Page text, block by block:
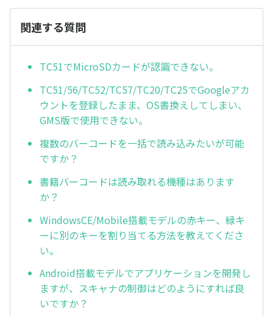
関連する質問
TC51でMicroSDカードが認識できない。
TC51/56/TC52/TC57/TC20/TC25でGoogleアカ
ウントを登録したまま、OS書換えしてしまい、
GMS版で使用できない。
複数のバーコードを一括で読み込みたいが可能
ですか？
書籍バーコードは読み取れる機種はあります
か？
WindowsCE/Mobile搭載モデルの赤キー、緑キ
ーに別のキーを割り当てる方法を教えてくださ
い。
Android搭載モデルでアプリケーションを開発し
ますが、スキャナの制御はどのようにすれば良
いですか？